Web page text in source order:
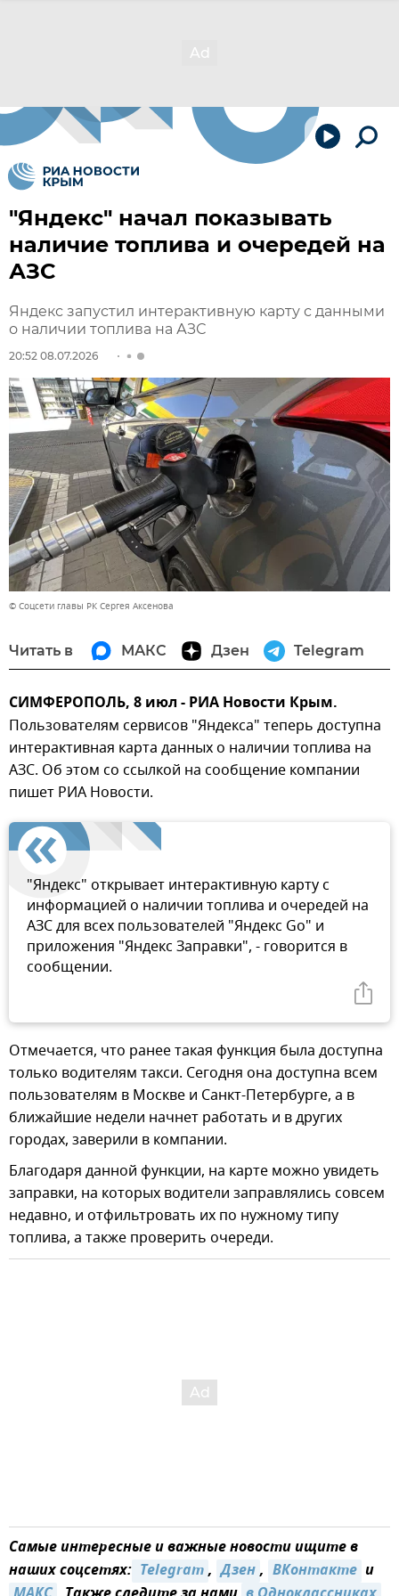
"Яндекс" начал показывать
наличие топлива и очередей на
АЗС
Яндекс запустил интерактивную карту с данными
о наличии топлива на АЗС
20:52 08.07.2026
© Соцсети главы РК Сергея Аксенова
Читать в МАКС Дзен Telegram
СИМФЕРОПОЛЬ, 8 июл - РИА Новости Крым.
Пользователям сервисов "Яндекса" теперь доступна
интерактивная карта данных о наличии топлива на
АЗС. Об этом со ссылкой на сообщение компании
пишет РИА Новости.
"Яндекс" открывает интерактивную карту с
информацией о наличии топлива и очередей на
АЗС для всех пользователей "Яндекс Go" и
приложения "Яндекс Заправки", - говорится в
сообщении.
Отмечается, что ранее такая функция была доступна
только водителям такси. Сегодня она доступна всем
пользователям в Москве и Санкт-Петербурге, а в
ближайшие недели начнет работать и в других
городах, заверили в компании.
Благодаря данной функции, на карте можно увидеть
заправки, на которых водители заправлялись совсем
недавно, и отфильтровать их по нужному типу
топлива, а также проверить очереди.
Самые интересные и важные новости ищите в
наших соцсетях: Telegram, Дзен, ВКонтакте и